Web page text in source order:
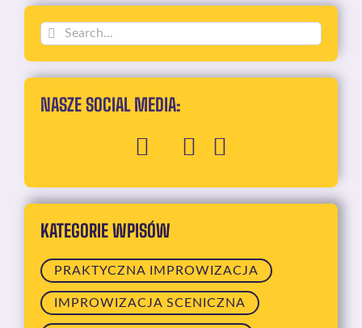
Szukaj
NASZE SOCIAL MEDIA:
KATEGORIE WPISÓW
PRAKTYCZNA IMPROWIZACJA
IMPROWIZACJA SCENICZNA